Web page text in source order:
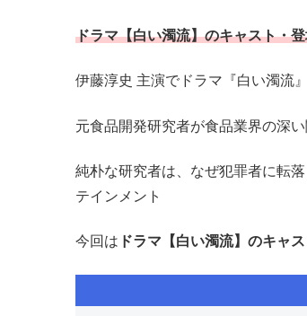
ドラマ【白い濁流】のキャスト・
伊藤淳史 主演でドラマ『白い濁流
元食品開発研究者が食品業界の深
純朴な研究者は、なぜ犯罪者に転
テインメント
今回は ドラマ【白い濁流】のキャ